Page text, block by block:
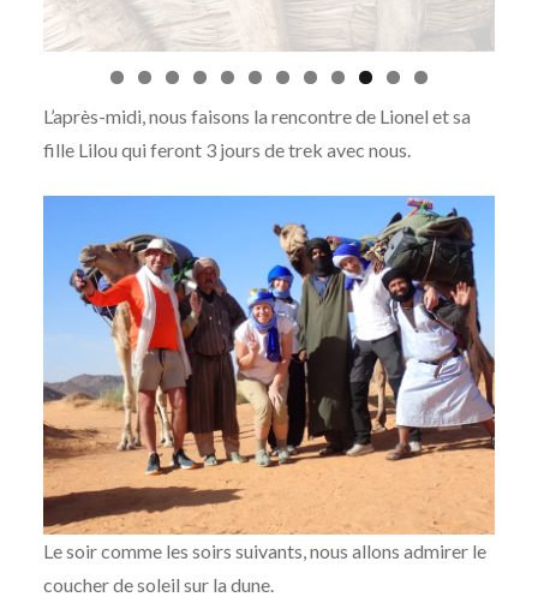
L’après-midi, nous faisons la rencontre de Lionel et sa
fille Lilou qui feront 3 jours de trek avec nous.
Le soir comme les soirs suivants, nous allons admirer le
coucher de soleil sur la dune.